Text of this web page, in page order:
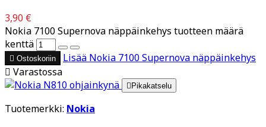
3,90 €
Nokia 7100 Supernova näppäinkehys tuotteen määrä
kenttä
 Ostoskoriin Lisää Nokia 7100 Supernova näppäinkehys
 Varastossa
 Pikakatselu
Tuotemerkki: Nokia